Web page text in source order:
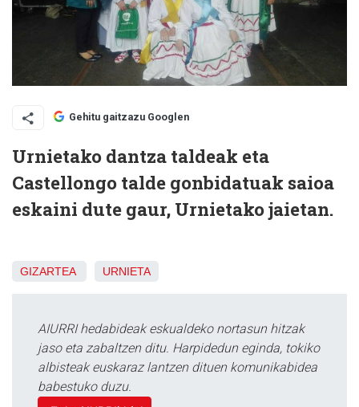
Gehitu gaitzazu Googlen
Urnietako dantza taldeak eta
Castellongo talde gonbidatuak saioa
eskaini dute gaur, Urnietako jaietan.
GIZARTEA URNIETA
AIURRI hedabideak eskualdeko nortasun hitzak
jaso eta zabaltzen ditu. Harpidedun eginda, tokiko
albisteak euskaraz lantzen dituen komunikabidea
babestuko duzu.